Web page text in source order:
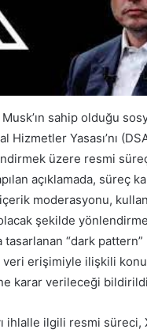
sahip olduğu
Hizmetler Yasası’nı
üzere resmi
açıklamada, süreç
moderasyonu,
şekilde
tasarlanan “dark
veri erişimiyle ilişkili
karar verileceği
ihlalle ilgili resmi süreci,